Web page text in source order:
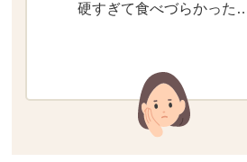
硬すぎて食べづらかった